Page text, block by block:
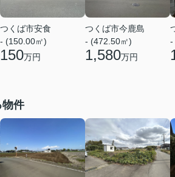
つくば市安食
- (150.00㎡)
150万円
つくば市今鹿島
- (472.50㎡)
1,580万円
-
物件